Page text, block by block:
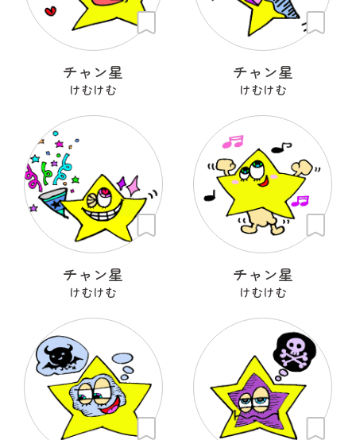
チャン星
けむけむ
チャン星
けむけむ
チャン星
けむけむ
チャン星
けむけむ